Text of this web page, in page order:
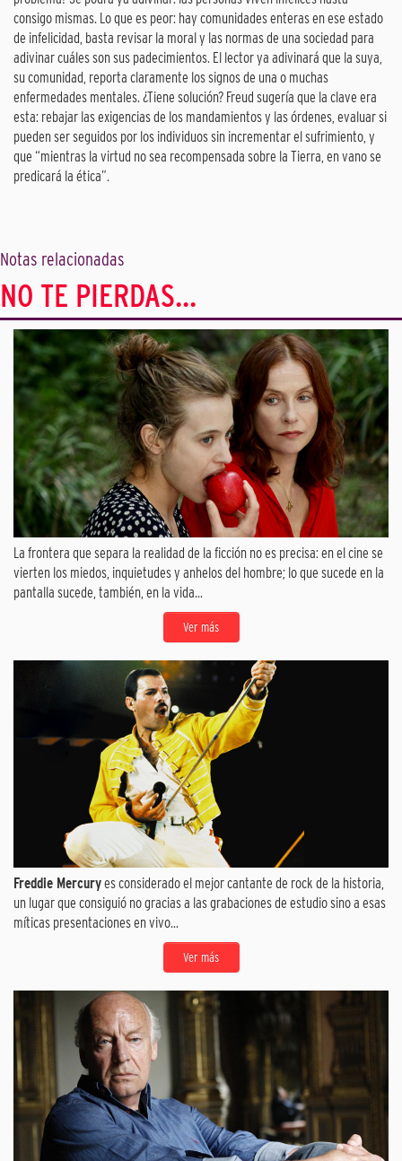
consigo mismas. Lo que es peor: hay comunidades enteras en ese estado
de infelicidad, basta revisar la moral y las normas de una sociedad para
adivinar cuáles son sus padecimientos. El lector ya adivinará que la suya,
su comunidad, reporta claramente los signos de una o muchas
enfermedades mentales. ¿Tiene solución? Freud sugería que la clave era
esta: rebajar las exigencias de los mandamientos y las órdenes, evaluar si
pueden ser seguidos por los individuos sin incrementar el sufrimiento, y
que “mientras la virtud no sea recompensada sobre la Tierra, en vano se
predicará la ética”.
Notas relacionadas
NO TE PIERDAS...
La frontera que separa la realidad de la ficción no es precisa: en el cine se
vierten los miedos, inquietudes y anhelos del hombre; lo que sucede en la
pantalla sucede, también, en la vida...
Ver más
Freddie Mercuryes considerado el mejor cantante de rock de la historia,
un lugar que consiguió no gracias a las grabaciones de estudio sino a esas
míticas presentaciones en vivo...
Ver más